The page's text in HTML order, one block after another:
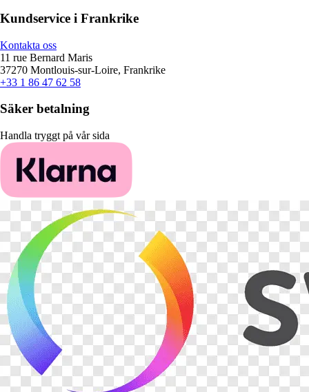
Kundservice i Frankrike
Kontakta oss
11 rue Bernard Maris
37270 Montlouis-sur-Loire, Frankrike
+33 1 86 47 62 58
Säker betalning
Handla tryggt på vår sida